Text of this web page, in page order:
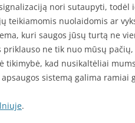
nori sutaupyti, todėl
teikiamomis nuolaidomis ar
kuri saugos jūsų turtą ne
priklauso ne tik nuo mūsų
tikimybė, kad nusikaltėliai
sistemą galima ramiai
.